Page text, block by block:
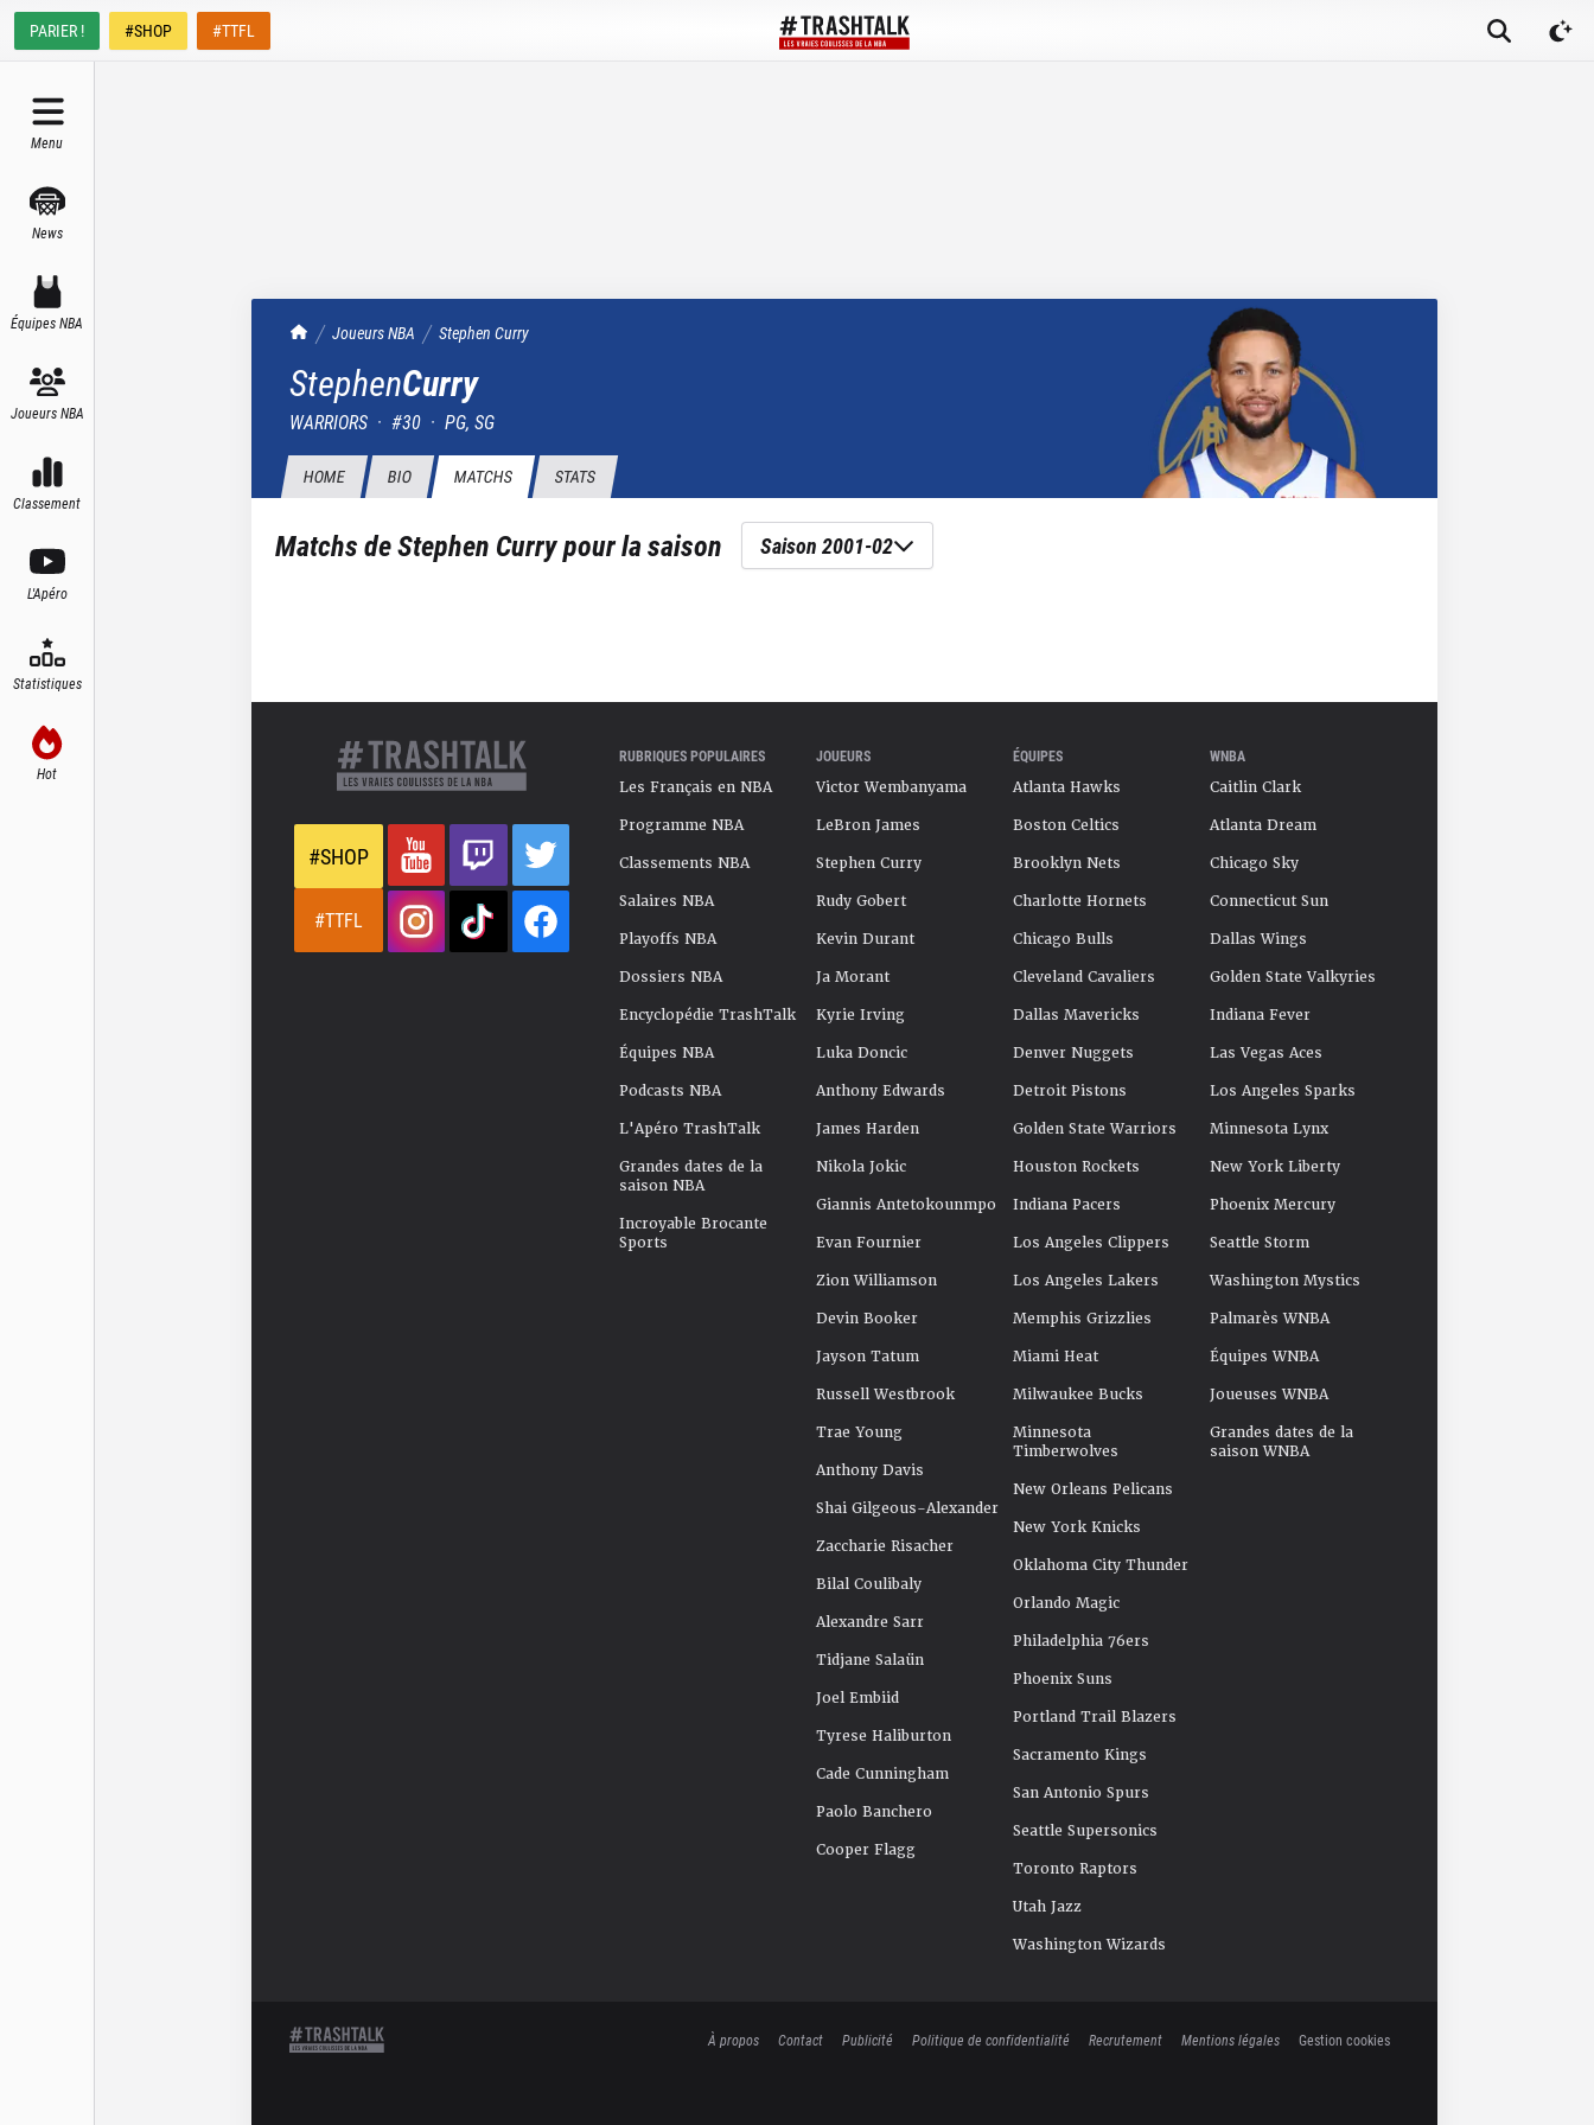
PARIER ! #SHOP #TTFL
Menu
News
Équipes NBA
Joueurs NBA
Classement
L'Apéro
Statistiques
Hot
TrashTalk Actu NBA
Joueurs NBA Stephen Curry
StephenCurry
WARRIORS · #30 · PG, SG
HOME BIO MATCHS STATS
Matchs deStephen Currypour la saison Saison 2001-02
#SHOP
#TTFL
RUBRIQUES POPULAIRES
Les Français en NBA
Programme NBA
Classements NBA
Salaires NBA
Playoffs NBA
Dossiers NBA
Encyclopédie TrashTalk
Équipes NBA
Podcasts NBA
L'Apéro TrashTalk
Grandes dates de la
saison NBA
Incroyable Brocante
Sports
JOUEURS
Victor Wembanyama
LeBron James
Stephen Curry
Rudy Gobert
Kevin Durant
Ja Morant
Kyrie Irving
Luka Doncic
Anthony Edwards
James Harden
Nikola Jokic
Giannis Antetokounmpo
Evan Fournier
Zion Williamson
Devin Booker
Jayson Tatum
Russell Westbrook
Trae Young
Anthony Davis
Shai Gilgeous-Alexander
Zaccharie Risacher
Bilal Coulibaly
Alexandre Sarr
Tidjane Salaün
Joel Embiid
Tyrese Haliburton
Cade Cunningham
Paolo Banchero
Cooper Flagg
ÉQUIPES
Atlanta Hawks
Boston Celtics
Brooklyn Nets
Charlotte Hornets
Chicago Bulls
Cleveland Cavaliers
Dallas Mavericks
Denver Nuggets
Detroit Pistons
Golden State Warriors
Houston Rockets
Indiana Pacers
Los Angeles Clippers
Los Angeles Lakers
Memphis Grizzlies
Miami Heat
Milwaukee Bucks
Minnesota
Timberwolves
New Orleans Pelicans
New York Knicks
Oklahoma City Thunder
Orlando Magic
Philadelphia 76ers
Phoenix Suns
Portland Trail Blazers
Sacramento Kings
San Antonio Spurs
Seattle Supersonics
Toronto Raptors
Utah Jazz
Washington Wizards
WNBA
Caitlin Clark
Atlanta Dream
Chicago Sky
Connecticut Sun
Dallas Wings
Golden State Valkyries
Indiana Fever
Las Vegas Aces
Los Angeles Sparks
Minnesota Lynx
New York Liberty
Phoenix Mercury
Seattle Storm
Washington Mystics
Palmarès WNBA
Équipes WNBA
Joueuses WNBA
Grandes dates de la
saison WNBA
À propos Contact Publicité Politique de confidentialité Recrutement Mentions légales Gestion cookies